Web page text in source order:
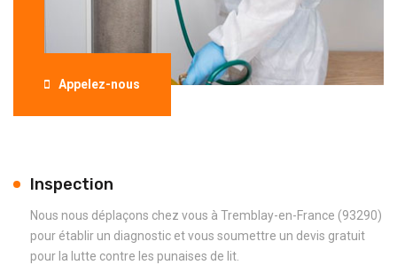
Appelez-nous
Inspection
Nous nous déplaçons chez vous à Tremblay-en-France (93290)
pour établir un diagnostic et vous soumettre un devis gratuit
pour la lutte contre les punaises de lit.